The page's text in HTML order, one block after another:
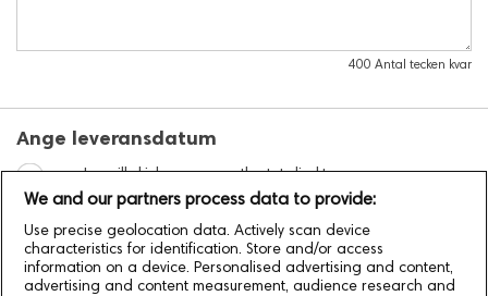
400 Antal tecken kvar
Ange leveransdatum
Jag vill skicka e-presentkortet direkt
Nuvarande tidszon är inställd på UTC+1.Klicka härför att
ändra.
We and our partners process data to provide:
Use precise geolocation data. Actively scan device
characteristics for identification. Store and/or access
information on a device. Personalised advertising and content,
advertising and content measurement, audience research and